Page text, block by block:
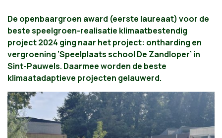
De openbaargroen award (eerste laureaat) voor de
beste speelgroen-realisatie klimaatbestendig
project 2024 ging naar het project: ontharding en
vergroening ‘Speelplaats school De Zandloper’ in
Sint-Pauwels. Daarmee worden de beste
klimaatadaptieve projecten gelauwerd.